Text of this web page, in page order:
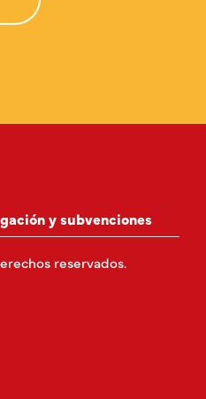
y subvenciones
reservados.